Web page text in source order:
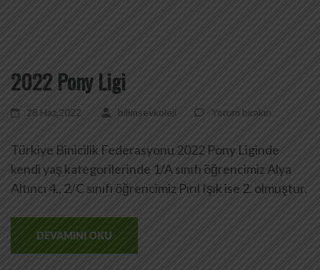
2022 Pony Ligi
28 Haz,2022 bilimsevkoleji Yorum bırakın
Türkiye Binicilik Federasyonu 2022 Pony Liginde
kendi yaş kategorilerinde 1/A sınıfı öğrencimiz Alya
Altıncı 4., 2/C sınıfı öğrencimiz Pırıl Işık ise 2. olmuştur.
DEVAMINI OKU